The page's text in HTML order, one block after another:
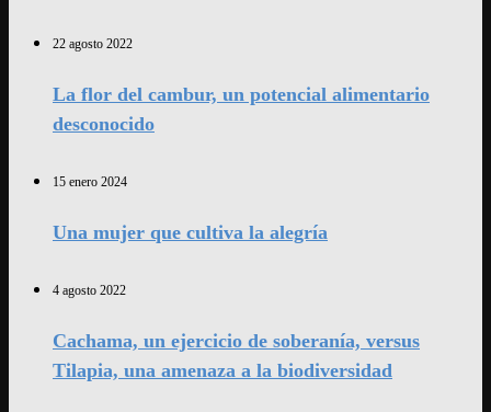
22 agosto 2022
La flor del cambur, un potencial alimentario
desconocido
15 enero 2024
Una mujer que cultiva la alegría
4 agosto 2022
Cachama, un ejercicio de soberanía, versus
Tilapia, una amenaza a la biodiversidad